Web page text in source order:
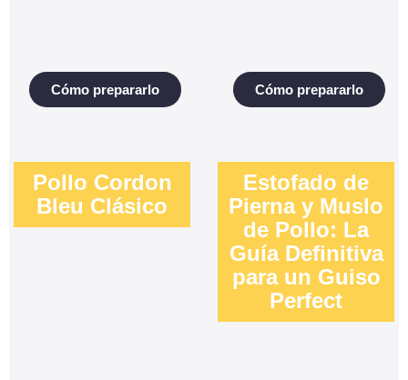
Cómo prepararlo Cómo prepararlo
Pollo Cordon
Bleu Clásico
Estofado de
Pierna y Muslo
de Pollo: La
Guía Definitiva
para un Guiso
Perfect